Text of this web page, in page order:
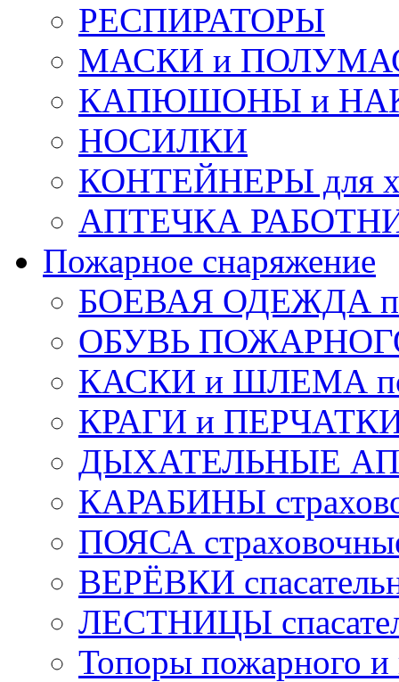
РЕСПИРАТОРЫ
МАСКИ и
КАПЮШОНЫ и
НОСИЛКИ
КОНТЕЙНЕРЫ для
АПТЕЧКА
Пожарное снаряжение
БОЕВАЯ ОДЕЖДА
ОБУВЬ
КАСКИ и ШЛЕМА
КРАГИ и ПЕРЧАТКИ
ДЫХАТЕЛЬНЫЕ
КАРАБИНЫ
ПОЯСА
ВЕРЁВКИ
ЛЕСТНИЦЫ
Топоры пожарного и